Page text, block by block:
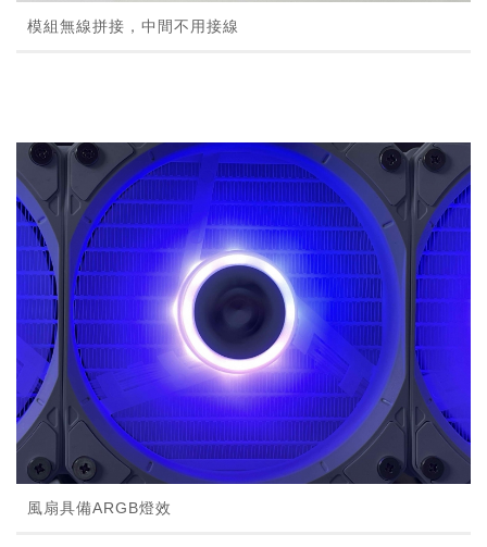
模組無線拼接，中間不用接線
風扇具備ARGB燈效